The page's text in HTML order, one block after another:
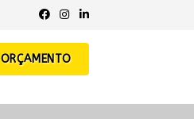
ORÇAMENTO